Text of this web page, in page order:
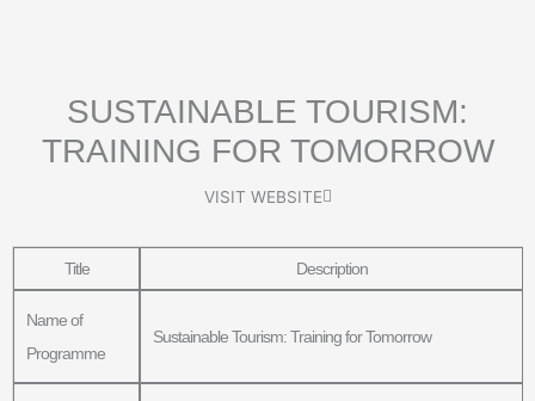
SUSTAINABLE TOURISM:
TRAINING FOR TOMORROW
VISIT WEBSITE
Title Description
Name of
Programme
Sustainable Tourism: Training for Tomorrow